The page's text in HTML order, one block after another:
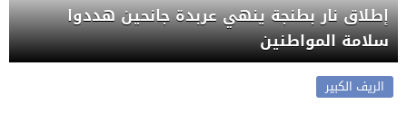
إطلاق نار بطنجة ينهي عربدة جانحين هددوا
سلامة المواطنين
الريف الكبير